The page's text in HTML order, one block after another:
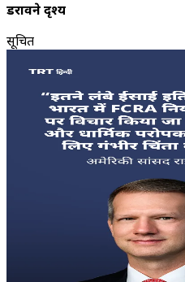
डरावने दृश्य
सूचित